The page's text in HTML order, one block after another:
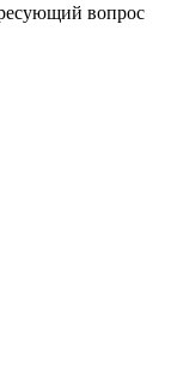
вопрос